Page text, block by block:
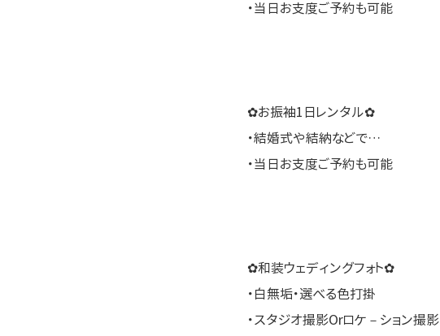
・当日お支度ご予約も可能
✿お振袖1日レンタル✿
・結婚式や結納などで…
・当日お支度ご予約も可能
✿和装ウェディングフォト✿
・白無垢・選べる色打掛
・スタジオ撮影Orロケ－ション撮影